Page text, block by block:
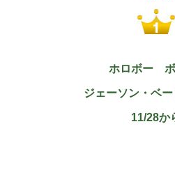
ホロボー
ジェーソン・ベ
11/28か